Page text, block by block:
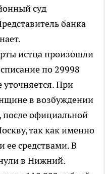
суд
банка
истца произошли
по 29998
уточняется. При
в возбуждении
после официальной
так как именно
ее средствами. В
в Нижний.